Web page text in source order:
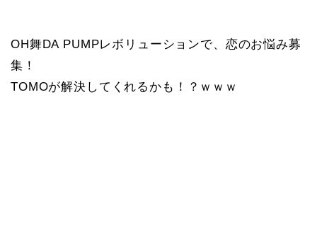
OH舞DA PUMPレボリューションで、恋のお悩み募
集！
TOMOが解決してくれるかも！？ｗｗｗ